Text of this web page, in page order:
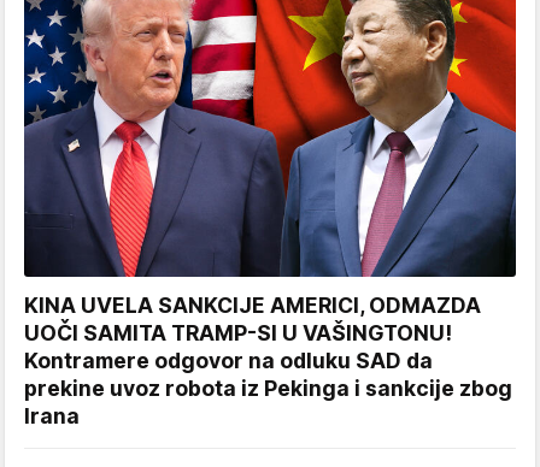
KINA UVELA SANKCIJE AMERICI, ODMAZDA
UOČI SAMITA TRAMP-SI U VAŠINGTONU!
Kontramere odgovor na odluku SAD da
prekine uvoz robota iz Pekinga i sankcije zbog
Irana